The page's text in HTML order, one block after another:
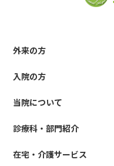
外来の方
入院の方
当院について
診療科・部門紹介
在宅・介護サービス